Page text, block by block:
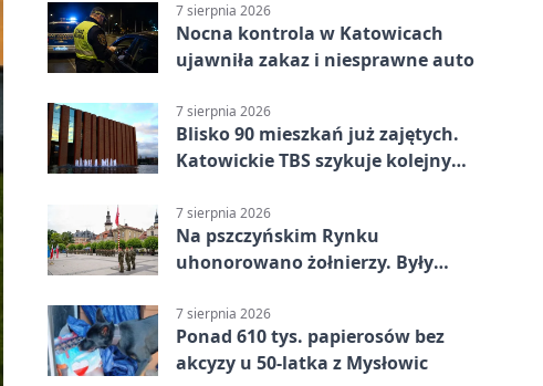
7 sierpnia 2026
Nocna kontrola w Katowicach
ujawniła zakaz i niesprawne auto
7 sierpnia 2026
Blisko 90 mieszkań już zajętych.
Katowickie TBS szykuje kolejny
7 sierpnia 2026
Na pszczyńskim Rynku
uhonorowano żołnierzy. Były
7 sierpnia 2026
Ponad 610 tys. papierosów bez
akcyzy u 50-latka z Mysłowic